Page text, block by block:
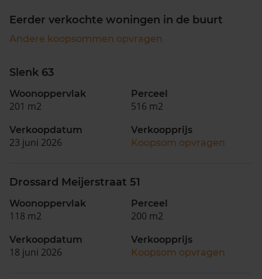
Eerder verkochte woningen in de buurt
Andere koopsommen opvragen
Slenk 63
Woonoppervlak
201 m2
Perceel
516 m2
Verkoopdatum
23 juni 2026
Verkoopprijs
Koopsom opvragen
Drossard Meijerstraat 51
Woonoppervlak
118 m2
Perceel
200 m2
Verkoopdatum
18 juni 2026
Verkoopprijs
Koopsom opvragen